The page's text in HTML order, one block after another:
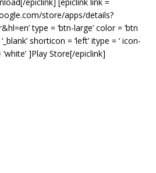
store/apps/details?
type = ‘btn-large’ color = ‘btn
shorticon = ‘left’ itype = ‘ icon-
‘white’ ]Play Store[/epiclink]